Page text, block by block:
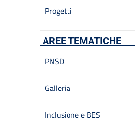
Progetti
AREE TEMATICHE
PNSD
Galleria
Inclusione e BES